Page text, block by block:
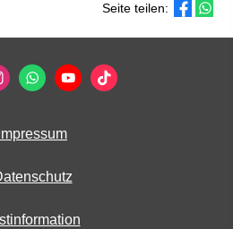
Seite teilen:
Impressum